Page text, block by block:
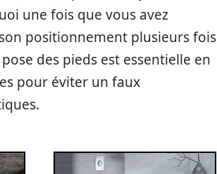
une fois que vous avez
positionnement plusieurs fois
des pieds est essentielle en
pour éviter un faux